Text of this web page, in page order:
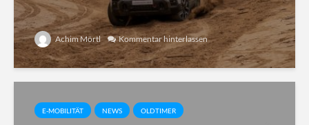
Achim Mörtl Kommentar hinterlassen
E-MOBILITÄT NEWS OLDTIMER